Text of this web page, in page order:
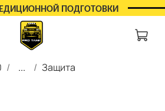
ПОДГОТОВКИ
... Защита